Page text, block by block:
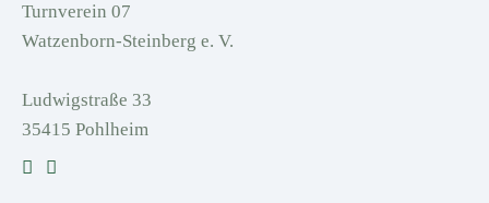
Turnverein 07
Watzenborn-Steinberg e. V.
Ludwigstraße 33
35415 Pohlheim